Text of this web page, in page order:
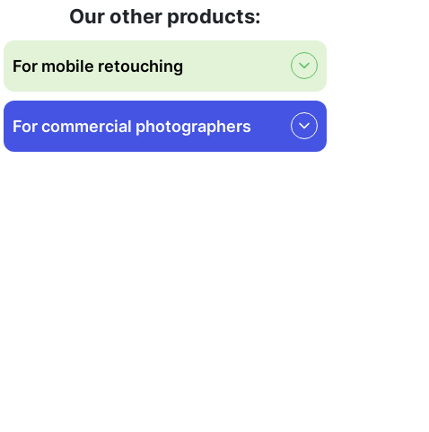
Our other products:
For mobile retouching
For commercial photographers